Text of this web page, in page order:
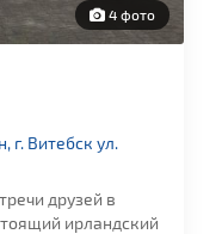
4 фото
г. Витебск ул.
друзей в
ирландский